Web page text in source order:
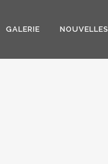
GALERIE NOUVELLES